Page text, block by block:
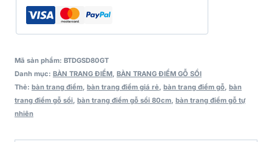
Mã sản phẩm: BTDGSD80GT
Danh mục: BÀN TRANG ĐIỂM BÀN TRANG ĐIỂM GỖ SỒI
Thẻ: bàn trang điểm bàn trang điểm giá rẻ bàn trang điểm gỗ bàn
trang điểm gỗ sồi bàn trang điểm gỗ sồi 80cm bàn trang điểm gỗ tự
nhiên